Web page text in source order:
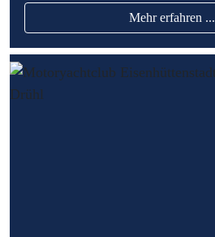
Mehr erfahren ...